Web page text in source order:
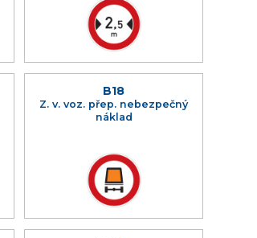
B18
Z. v. voz. přep. nebezpečný
náklad